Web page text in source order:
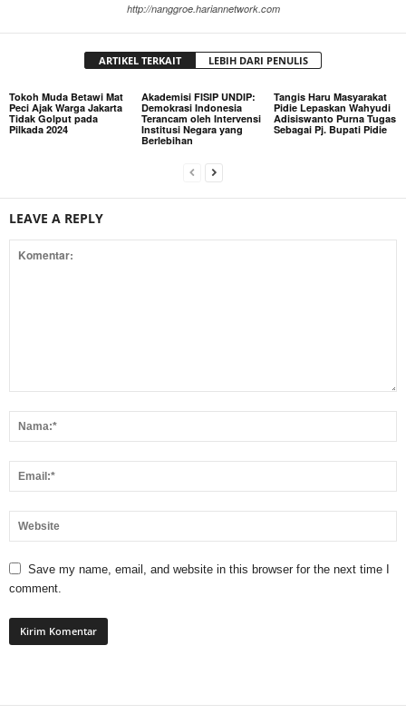
http://nanggroe.hariannetwork.com
ARTIKEL TERKAIT LEBIH DARI PENULIS
Tokoh Muda Betawi Mat
Peci Ajak Warga Jakarta
Tidak Golput pada
Pilkada 2024
Akademisi FISIP UNDIP:
Demokrasi Indonesia
Terancam oleh Intervensi
Institusi Negara yang
Berlebihan
Tangis Haru Masyarakat
Pidie Lepaskan Wahyudi
Adisiswanto Purna Tugas
Sebagai Pj. Bupati Pidie
LEAVE A REPLY
Save my name, email, and website in this browser for the next time I
comment.